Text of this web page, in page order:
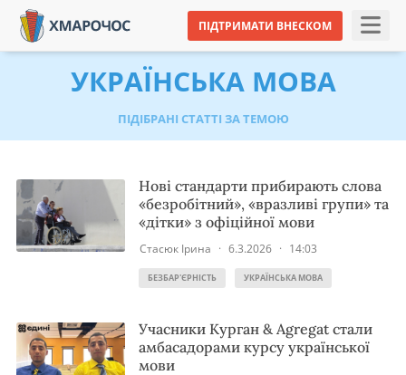
ПІДТРИМАТИ ВНЕСКОМ
УКРАЇНСЬКА МОВА
ПІДІБРАНІ СТАТТІ ЗА ТЕМОЮ
Нові стандарти прибирають слова
«безробітний», «вразливі групи» та
«дітки» з офіційної мови
Стасюк Ірина · 6.3.2026 · 14:03
БЕЗБАР'ЄРНІСТЬ УКРАЇНСЬКА МОВА
Учасники Курган & Agregat стали
амбасадорами курсу української
мови